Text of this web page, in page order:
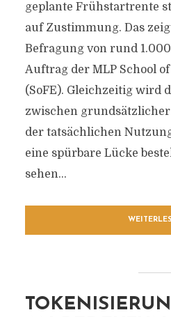
geplante Frühstartrente
auf Zustimmung. Das
Befragung von rund
Auftrag der MLP School
(SoFE). Gleichzeitig wird
zwischen
der tatsächlichen
eine spürbare Lücke
sehen...